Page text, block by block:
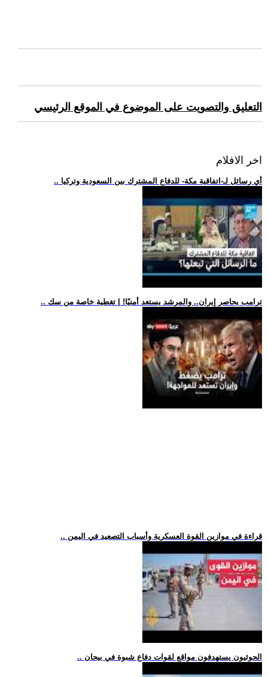
التعليق والتصويت على الموضوع في الموقع الرئيسي
اخر الافلام
.. أي رسائل لـ-اتفاقية مكة- للدفاع المشترك بين السعودية وتركيا
.. ترامب يحاصر إيران.. والمرشد يستعد أمنيًا! | تغطية خاصة من سك
.. قراءة في موازين القوة العسكرية وأسباب التصعيد في اليمن
.. الحوثيون يستهدفون مواقع لقوات دفاع شبوة في بيحان